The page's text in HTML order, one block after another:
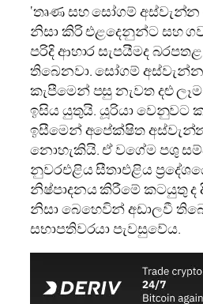
‘තෘණ සහ සෝගම්
නිසා කිරි එළදෙනුන්ට සහ
පරිදි ආහාර සැපයීමද
තිබෙනවා. සෝගම්
කැපීමෙන් පසු නැවත දළු ලෑම
ඉසිය යුතුයි. යූරියා
ඉසීමෙන් අපේක්ෂිත
නොහැකියි. ඒ වගේම පශු
නුවරඑළිය සීතාඑළිය
නිෂ්පාදනය කිරීමේ කටයුතු
නිසා බෙහෙවින් අඩාලවී
සභාපතිවරයා පැවසුවේය.